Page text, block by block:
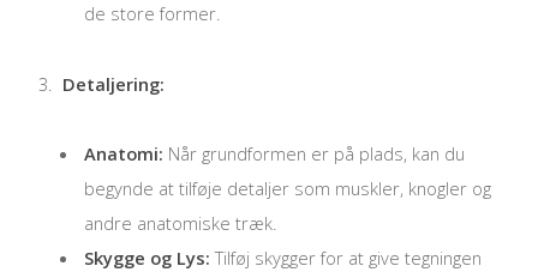
de store former.
Detaljering:
Anatomi: Når grundformen er på plads, kan du
begynde at tilføje detaljer som muskler, knogler og
andre anatomiske træk.
Skygge og Lys: Tilføj skygger for at give tegningen